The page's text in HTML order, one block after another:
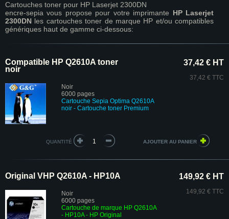
Cartouches toner pour HP Laserjet 2300DN
encre-sepia vous propose pour votre imprimante HP Laserjet
2300DN les cartouches toner de marque HP et/ou compatibles
génériques haut de gamme ci-dessous:
Compatible HP Q2610A toner
noir
Noir
6000 pages
Cartouche Sepia Optima Q2610A
noir - Cartouche toner Premium
37,42 € HT
37,42 € TTC
QUANTITÉ
Original VHP Q2610A - HP10A
Noir
6000 pages
Cartouche de marque HP Q2610A
- HP10A - HP Original
149,92 € HT
149,92 € TTC